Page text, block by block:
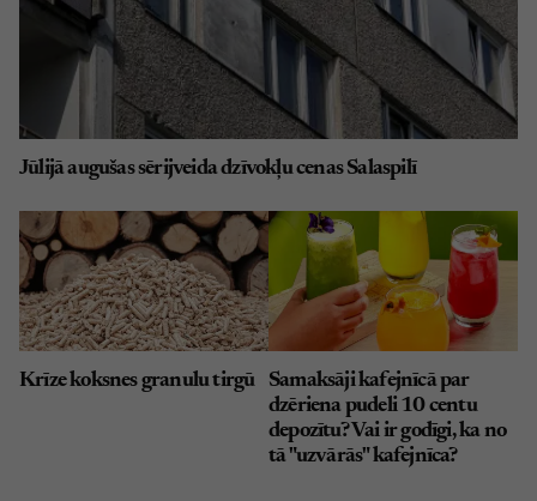
Jūlijā augušas sērijveida dzīvokļu cenas Salaspilī
Krīze koksnes granulu tirgū
Samaksāji kafejnīcā par
dzēriena pudeli 10 centu
depozītu? Vai ir godīgi, ka no
tā "uzvārās" kafejnīca?